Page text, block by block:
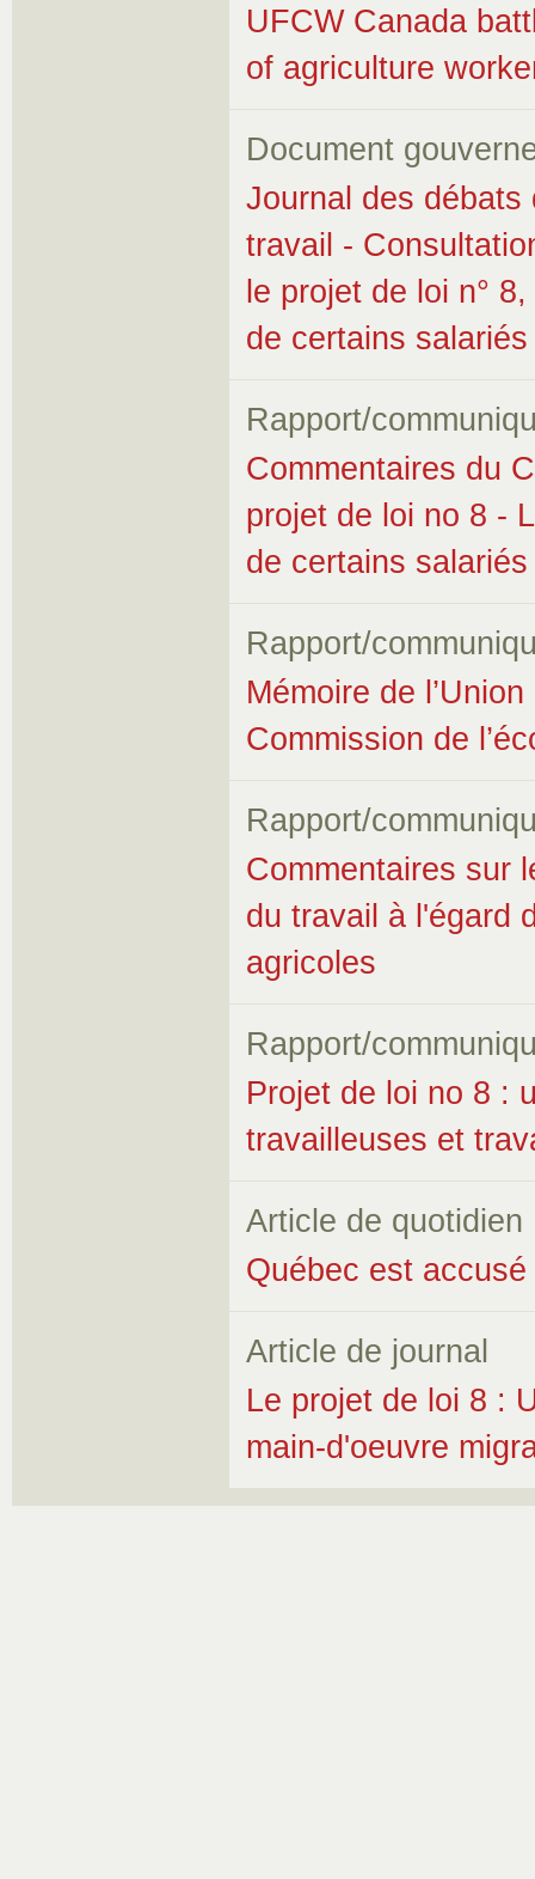
UFCW Canada
of agriculture
Document
Journal des débats
travail -
le projet de loi n°
de certains
Rapport/
Commentaires du
projet de loi no 8 -
de certains
Rapport/
Mémoire de
Commission de
Rapport/
Commentaires sur
du travail à l'égard
agricoles
Rapport/
Projet de loi no 8 :
travailleuses et
Article de quotidien
Québec est
Article de journal
Le projet de loi 8 :
main-d'oeuvre